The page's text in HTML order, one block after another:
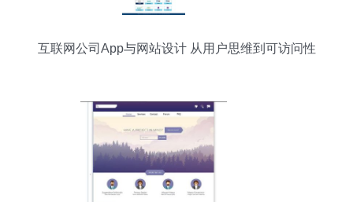
互联网公司App与网站设计 从用户思维到可访问性